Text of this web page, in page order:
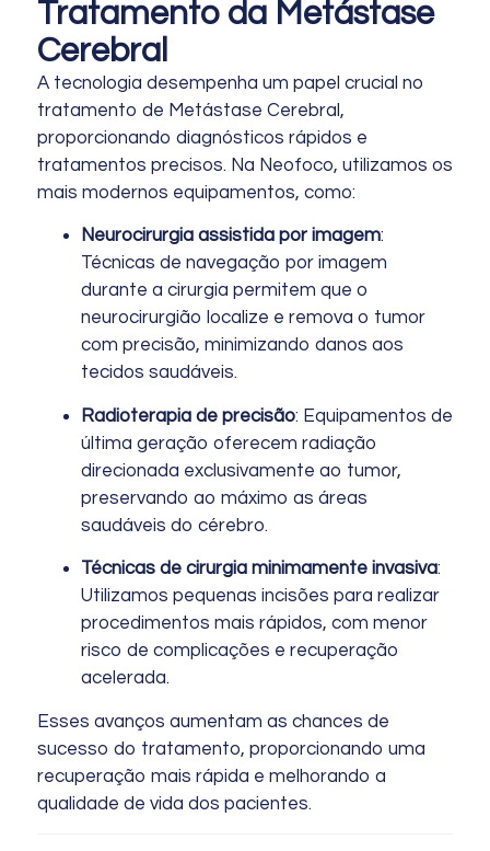
Tratamento da Metástase
Cerebral
A tecnologia desempenha um papel crucial no
tratamento de Metástase Cerebral,
proporcionando diagnósticos rápidos e
tratamentos precisos. Na Neofoco, utilizamos os
mais modernos equipamentos, como:
Neurocirurgia assistida por imagem:
Técnicas de navegação por imagem
durante a cirurgia permitem que o
neurocirurgião localize e remova o tumor
com precisão, minimizando danos aos
tecidos saudáveis.
Radioterapia de precisão: Equipamentos de
última geração oferecem radiação
direcionada exclusivamente ao tumor,
preservando ao máximo as áreas
saudáveis do cérebro.
Técnicas de cirurgia minimamente invasiva:
Utilizamos pequenas incisões para realizar
procedimentos mais rápidos, com menor
risco de complicações e recuperação
acelerada.
Esses avanços aumentam as chances de
sucesso do tratamento, proporcionando uma
recuperação mais rápida e melhorando a
qualidade de vida dos pacientes.